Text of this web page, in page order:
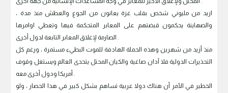
ازيد من مليوني شخص بقلب غزة يعانون من الجوع والعطش منذ مدة ،
والصهاينة يحكمون قبضتهم على المعابر المتحكمة فيها وتعطي اوامرها
الصارمة لإغلاق المعابر التابعة لدول أخرى .
منذ أزيد من شهرين وهذه الحملة الهادفة للموت البطيء مستمرة ، ورغم كل
التحذيرات الدولية فلا آدان صاغية والكيان المحتل يتحدى العالم ويستغل وقوف
أمريكا ودول أخرى معه .
الخطير في الأمر أن هناك دولا عربية تساهم بشكل كبير في هذا الحصار ، ولو